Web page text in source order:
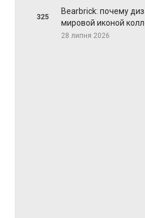
325
Bearbrick: почему
мировой иконой
28 липня 2026